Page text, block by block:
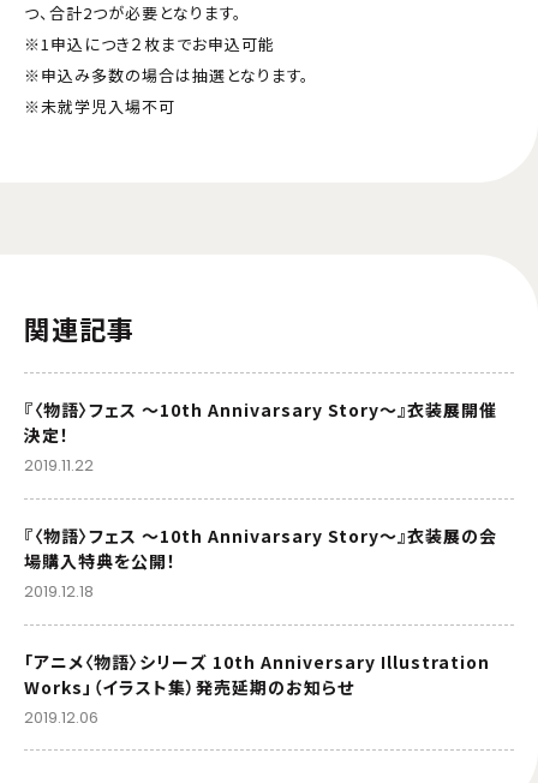
つ、合計2つが必要となります。
※1申込につき２枚までお申込可能
※申込み多数の場合は抽選となります。
※未就学児入場不可
関連記事
『〈物語〉フェス ～10th Annivarsary Story～』衣装展開催
決定！
2019.11.22
『〈物語〉フェス ～10th Annivarsary Story～』衣装展の会
場購入特典を公開！
2019.12.18
「アニメ〈物語〉シリーズ 10th Anniversary Illustration
Works」（イラスト集）発売延期のお知らせ
2019.12.06